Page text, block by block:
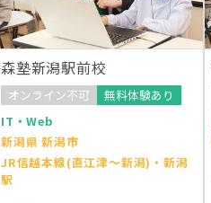
森塾新潟駅前校
オンライン不可
無料体験あり
IT・Web
新潟県 新潟市
JR信越本線(直江津～新潟)・新潟
駅